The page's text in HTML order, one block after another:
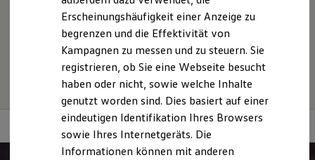
Marke und Erlebnis
Volkswagen R und R Experience
R-Modelle
R Experience
Driving Experience
Volkswagen entdecken
Werkbesichtigung
Lifestyle Shop
T-Roc Kollektion
Golf Kollektion
usw.) können relevante Fahrzeugparameter, wie
Rollwiderstand und Aerodynamik verändern und neben
Witterungs- und Verkehrsbedingungen sowie dem
individuellen Fahrverhalten den Kraftstoffverbrauch, den
Stromverbrauch, die CO₂-Emissionen und die
Fahrleistungswerte eines Fahrzeugs beeinflussen.
Erscheinungshäufigkeit einer Anzeige zu
begrenzen und die Effektivität von
Kampagnen zu messen und zu steuern. Sie
registrieren, ob Sie eine Webseite besucht
haben oder nicht, sowie welche Inhalte
genutzt worden sind. Dies basiert auf einer
eindeutigen Identifikation Ihres Browsers
sowie Ihres Internetgeräts. Die
Informationen können mit anderen